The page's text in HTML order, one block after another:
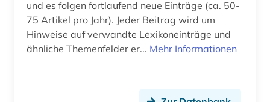
bibliografie 1945-1990 (1)
bibliografin (3)
bibliographie (159)
und es folgen fortlaufend neue Einträge (ca. 50-
75 Artikel pro Jahr). Jeder Beitrag wird um
Hinweise auf verwandte Lexikoneinträge und
ähnliche Themenfelder er... Mehr Informationen